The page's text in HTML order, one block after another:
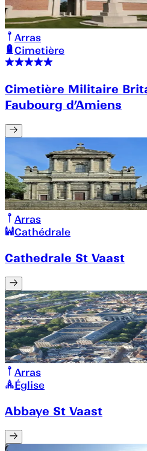
Arras
Cimetière
Cimetière Militaire
Faubourg d’Amiens
Arras
Cathédrale
Cathedrale St Vaast
Arras
Église
Abbaye St Vaast